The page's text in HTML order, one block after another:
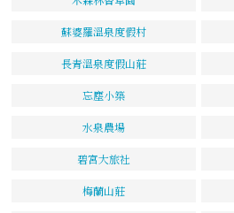
蘇婆羅溫泉度假村
長青溫泉度假山莊
忘塵小築
水泉農場
碧宮大旅社
梅蘭山莊